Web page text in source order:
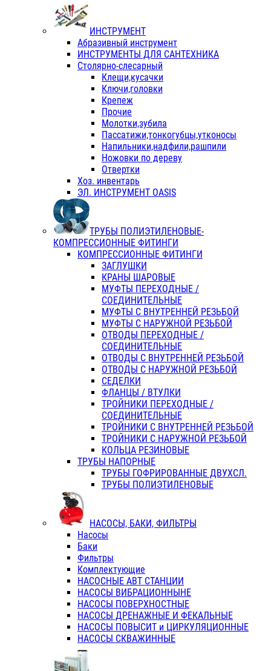
ИНСТРУМЕНТ
Абразивный инструмент
ИНСТРУМЕНТЫ ДЛЯ САНТЕХНИКА
Столярно-слесарный
Клещи,кусачки
Ключи,головки
Крепеж
Прочие
Молотки,зубила
Пассатижи,тонкогубцы,утконосы
Напильники,надфили,рашпили
Ножовки по дереву
Отвертки
Хоз. инвентарь
ЭЛ. ИНСТРУМЕНТ OASIS
ТРУБЫ ПОЛИЭТИЛЕНОВЫЕ-
КОМПРЕССИОННЫЕ ФИТИНГИ
КОМПРЕССИОННЫЕ ФИТИНГИ
ЗАГЛУШКИ
КРАНЫ ШАРОВЫЕ
МУФТЫ ПЕРЕХОДНЫЕ /
СОЕДИНИТЕЛЬНЫЕ
МУФТЫ С ВНУТРЕННЕЙ РЕЗЬБОЙ
МУФТЫ С НАРУЖНОЙ РЕЗЬБОЙ
ОТВОДЫ ПЕРЕХОДНЫЕ /
СОЕДИНИТЕЛЬНЫЕ
ОТВОДЫ С ВНУТРЕННЕЙ РЕЗЬБОЙ
ОТВОДЫ С НАРУЖНОЙ РЕЗЬБОЙ
СЕДЕЛКИ
ФЛАНЦЫ / ВТУЛКИ
ТРОЙНИКИ ПЕРЕХОДНЫЕ /
СОЕДИНИТЕЛЬНЫЕ
ТРОЙНИКИ С ВНУТРЕННЕЙ РЕЗЬБОЙ
ТРОЙНИКИ С НАРУЖНОЙ РЕЗЬБОЙ
КОЛЬЦА РЕЗИНОВЫЕ
ТРУБЫ НАПОРНЫЕ
ТРУБЫ ГОФРИРОВАННЫЕ ДВУХСЛ.
ТРУБЫ ПОЛИЭТИЛЕНОВЫЕ
НАСОСЫ, БАКИ, ФИЛЬТРЫ
Насосы
Баки
Фильтры
Комплектующие
НАСОСНЫЕ АВТ СТАНЦИИ
НАСОСЫ ВИБРАЦИОННЫНЕ
НАСОСЫ ПОВЕРХНОСТНЫЕ
НАСОСЫ ДРЕНАЖНЫЕ И ФЕКАЛЬНЫЕ
НАСОСЫ ПОВЫСИТ и ЦИРКУЛЯЦИОННЫЕ
НАСОСЫ СКВАЖИННЫЕ